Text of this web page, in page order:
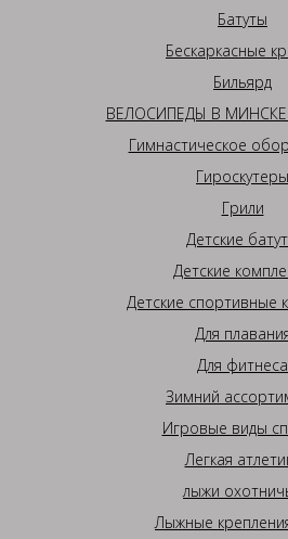
Батуты
Бескаркасные
Бильярд
ВЕЛОСИПЕДЫ В МИНСКЕ
Гимнастическое
Гироскутеры
Грили
Детские
Детские
Детские спортивные
Для
Для фитнеса
Зимний
Игровые виды
Легкая
лыжи
Лыжные